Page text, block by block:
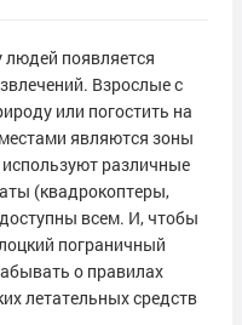
людей появляется
Взрослые с
или погостить на
являются зоны
различные
(квадрокоптеры,
всем. И, чтобы
пограничный
о правилах
летательных средств